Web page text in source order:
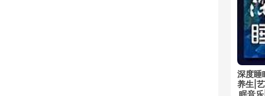
深度睡
养生|
眠音